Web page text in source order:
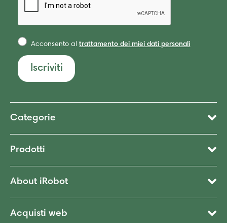
Acconsento altrattamento dei miei dati personali
Iscriviti
Categorie
Prodotti
About iRobot
Acquisti web